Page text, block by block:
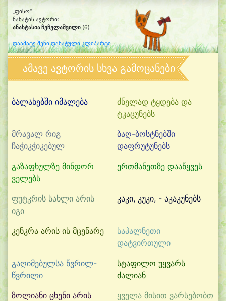
„ფისო“
ნახატის ავტორი:
ანასტასია ჩეჩელაშვილი (6)
დაამატე შენი დახატული კლიპარტი
ამავე ავტორის სხვა გამოცანები
ბალახებში იმალება
ძნელად ტყდება და
ტკაცუნებს
მრავალ რიგ
ჩაჭიკჭიკებულ
ბაღ-ბოსტნებში
დაფრუტუნებს
გაზაფხულზე მინდორ
ველებს
ერთმანეთზე დააწყვეს
ფუტკრის სახლი არის
იგი
კაკი, კუკი, - აკაკუნებს
კენკრა არის ის მცენარე
საპალნეთი
დატვირთული
გაღიმებულსა წვრილ-
წვრილი
სტაფილო უყვარს
ძალიან
ზოლიანი ცხენი არის
ყველა მისით ვარსებობთ